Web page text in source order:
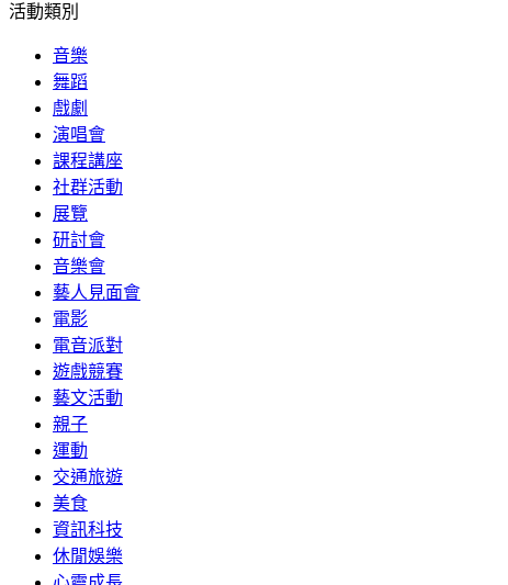
活動類別
音樂
舞蹈
戲劇
演唱會
課程講座
社群活動
展覽
研討會
音樂會
藝人見面會
電影
電音派對
遊戲競賽
藝文活動
親子
運動
交通旅遊
美食
資訊科技
休閒娛樂